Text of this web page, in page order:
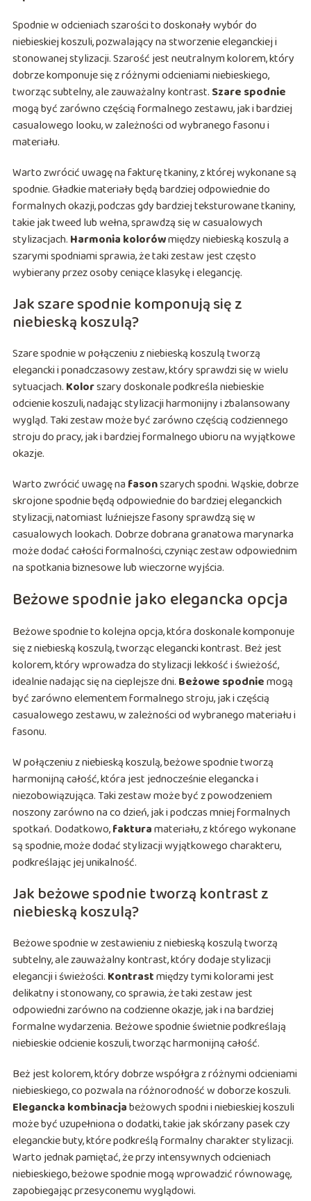
Spodnie w odcieniach szarości to doskonały wybór do
niebieskiej koszuli, pozwalający na stworzenie eleganckiej i
stonowanej stylizacji. Szarość jest neutralnym kolorem, który
dobrze komponuje się z różnymi odcieniami niebieskiego,
tworząc subtelny, ale zauważalny kontrast. Szare spodnie
mogą być zarówno częścią formalnego zestawu, jak i bardziej
casualowego looku, w zależności od wybranego fasonu i
materiału.
Warto zwrócić uwagę na fakturę tkaniny, z której wykonane są
spodnie. Gładkie materiały będą bardziej odpowiednie do
formalnych okazji, podczas gdy bardziej teksturowane tkaniny,
takie jak tweed lub wełna, sprawdzą się w casualowych
stylizacjach. Harmonia kolorówmiędzy niebieską koszulą a
szarymi spodniami sprawia, że taki zestaw jest często
wybierany przez osoby ceniące klasykę i elegancję.
Jak szare spodnie komponują się z
niebieską koszulą?
Szare spodnie w połączeniu z niebieską koszulą tworzą
elegancki i ponadczasowy zestaw, który sprawdzi się w wielu
sytuacjach. Kolorszary doskonale podkreśla niebieskie
odcienie koszuli, nadając stylizacji harmonijny i zbalansowany
wygląd. Taki zestaw może być zarówno częścią codziennego
stroju do pracy, jak i bardziej formalnego ubioru na wyjątkowe
okazje.
Warto zwrócić uwagę na fasonszarych spodni. Wąskie, dobrze
skrojone spodnie będą odpowiednie do bardziej eleganckich
stylizacji, natomiast luźniejsze fasony sprawdzą się w
casualowych lookach. Dobrze dobrana granatowa marynarka
może dodać całości formalności, czyniąc zestaw odpowiednim
na spotkania biznesowe lub wieczorne wyjścia.
Beżowe spodnie jako elegancka opcja
Beżowe spodnie to kolejna opcja, która doskonale komponuje
się z niebieską koszulą, tworząc elegancki kontrast. Beż jest
kolorem, który wprowadza do stylizacji lekkość i świeżość,
idealnie nadając się na cieplejsze dni. Beżowe spodniemogą
być zarówno elementem formalnego stroju, jak i częścią
casualowego zestawu, w zależności od wybranego materiału i
fasonu.
W połączeniu z niebieską koszulą, beżowe spodnie tworzą
harmonijną całość, która jest jednocześnie elegancka i
niezobowiązująca. Taki zestaw może być z powodzeniem
noszony zarówno na co dzień, jak i podczas mniej formalnych
spotkań. Dodatkowo,fakturamateriału, z którego wykonane
są spodnie, może dodać stylizacji wyjątkowego charakteru,
podkreślając jej unikalność.
Jak beżowe spodnie tworzą kontrast z
niebieską koszulą?
Beżowe spodnie w zestawieniu z niebieską koszulą tworzą
subtelny, ale zauważalny kontrast, który dodaje stylizacji
elegancji i świeżości. Kontrastmiędzy tymi kolorami jest
delikatny i stonowany, co sprawia, że taki zestaw jest
odpowiedni zarówno na codzienne okazje, jak i na bardziej
formalne wydarzenia. Beżowe spodnie świetnie podkreślają
niebieskie odcienie koszuli, tworząc harmonijną całość.
Beż jest kolorem, który dobrze współgra z różnymi odcieniami
niebieskiego, co pozwala na różnorodność w doborze koszuli.
Elegancka kombinacjabeżowych spodni i niebieskiej koszuli
może być uzupełniona o dodatki, takie jak skórzany pasek czy
eleganckie buty, które podkreślą formalny charakter stylizacji.
Warto jednak pamiętać, że przy intensywnych odcieniach
niebieskiego, beżowe spodnie mogą wprowadzić równowagę,
zapobiegając przesyconemu wyglądowi.